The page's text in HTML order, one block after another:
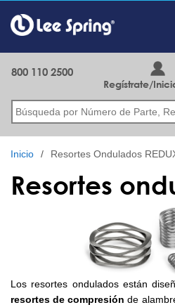
contenido
principal
Buscar
800 110 2500
Regístrate/
Inicio Resortes Ondulados
Resortes
Los resortes ondulados están
resortes de compresión de